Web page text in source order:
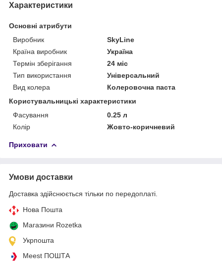
Характеристики
Основні атрибути
Виробник
SkyLine
Країна виробник
Україна
Термін зберігання
24 міс
Тип використання
Універсальний
Вид колера
Колеровочна паста
Користувальницькі характеристики
Фасування
0.25 л
Колір
Жовто-коричневий
Приховати
Умови доставки
Доставка здійснюється тільки по передоплаті.
Нова Пошта
Магазини Rozetka
Укрпошта
Meest ПОШТА